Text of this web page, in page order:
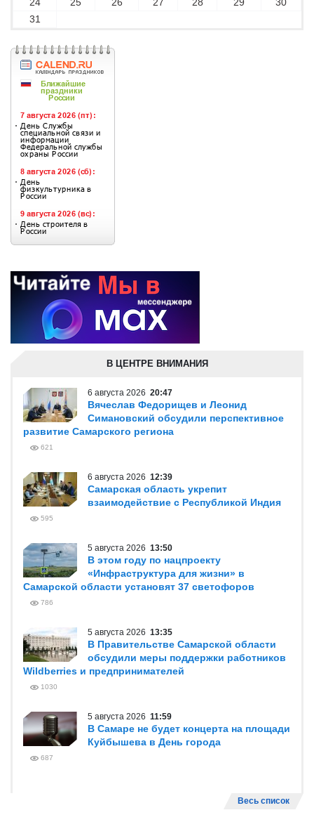
31
В ЦЕНТРЕ ВНИМАНИЯ
6 августа 2026 20:47
Вячеслав Федорищев и Леонид
Симановский обсудили перспективное
развитие Самарского региона
621
6 августа 2026 12:39
Самарская область укрепит
взаимодействие с Республикой Индия
595
5 августа 2026 13:50
В этом году по нацпроекту
«Инфраструктура для жизни» в
Самарской области установят 37 светофоров
786
5 августа 2026 13:35
В Правительстве Самарской области
обсудили меры поддержки работников
Wildberries и предпринимателей
1030
5 августа 2026 11:59
В Самаре не будет концерта на площади
Куйбышева в День города
687
Весь список